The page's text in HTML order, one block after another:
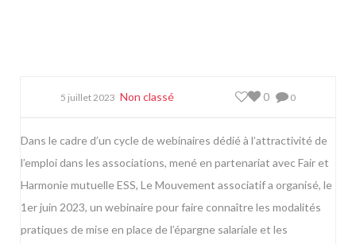
5 juillet 2023 Non classé 0
0
Dans le cadre d’un cycle de webinaires dédié à l’attractivité de
l’emploi dans les associations, mené en partenariat avec Fair et
Harmonie mutuelle ESS, Le Mouvement associatif a organisé, le
1er juin 2023, un webinaire pour faire connaître les modalités
pratiques de mise en place de l’épargne salariale et les